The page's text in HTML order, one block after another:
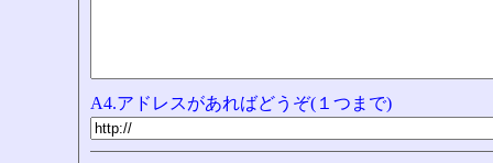
A4.アドレスがあればどうぞ(１つまで)